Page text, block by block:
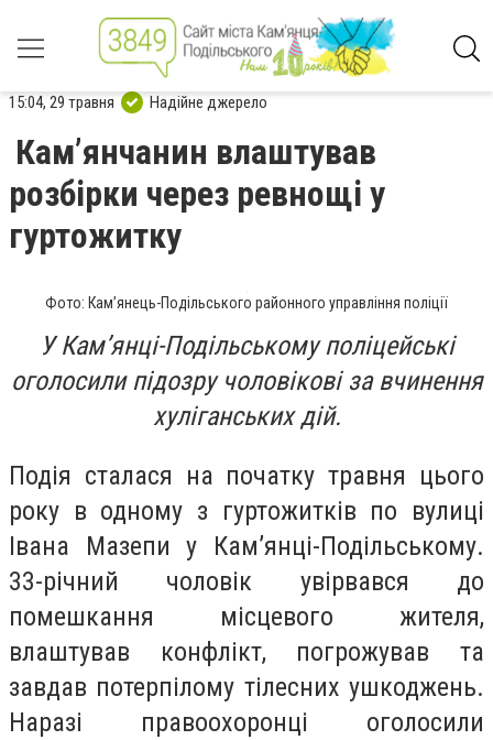
15:04, 29 травня Надійне джерело
Кам’янчанин влаштував
розбірки через ревнощі у
гуртожитку
Фото: Кам’янець-Подільського районного управління поліції
У Кам’янці-Подільському поліцейські
оголосили підозру чоловікові за вчинення
хуліганських дій.
Подія сталася на початку травня цього
року в одному з гуртожитків по вулиці
Івана Мазепи у Кам’янці-Подільському.
33-річний чоловік увірвався до
помешкання місцевого жителя,
влаштував конфлікт, погрожував та
завдав потерпілому тілесних ушкоджень.
Наразі правоохоронці оголосили